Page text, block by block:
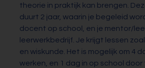
theorie in praktijk kan brengen.
duurt 2 jaar, waarin je begeleid
docent op school, en je mentor/
leerwerkbedrijf. Je krijgt lessen
en wiskunde. Het is mogelijk om 4
werken, en 1 dag in op school